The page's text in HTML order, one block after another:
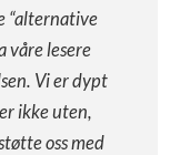
“alternative
våre lesere
Vi er dypt
ikke uten,
oss med